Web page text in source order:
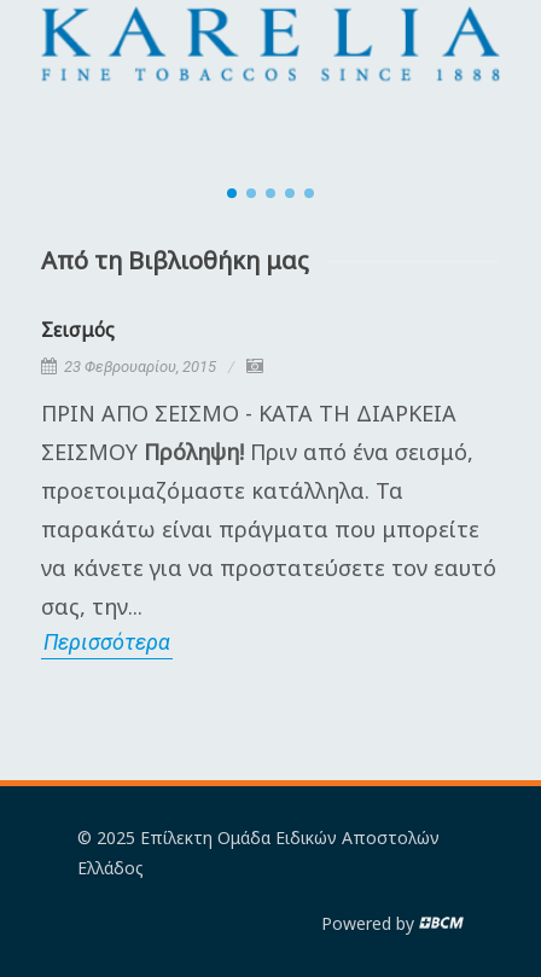
Από τη Βιβλιοθήκη μας
Σεισμός
23 Φεβρουαρίου, 2015
ΠΡΙΝ ΑΠΟ ΣΕΙΣΜΟ - ΚΑΤΑ ΤΗ ΔΙΑΡΚΕΙΑ
ΣΕΙΣΜΟΥ Πρόληψη! Πριν από ένα σεισμό,
προετοιμαζόμαστε κατάλληλα. Τα
παρακάτω είναι πράγματα που μπορείτε
να κάνετε για να προστατεύσετε τον εαυτό
σας, την...
Περισσότερα
© 2025 Επίλεκτη Ομάδα Ειδικών Αποστολών
Ελλάδος
Powered by